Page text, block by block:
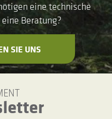
eine technische
Beratung?
SIE UNS